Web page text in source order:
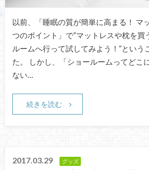
以前、「睡眠の質が簡単に高まる！ マ
つのポイント」で“マットレスや枕を買
ルームへ行って試してみよう！”という
た。 しかし、「ショールームってどこ
ない…
続きを読む
2017.03.29 グッズ